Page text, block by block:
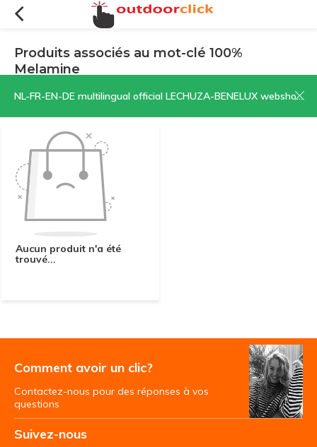
NL-FR-EN-DE multilingual official LECHUZA-BENELUX webshop | CLICK HERE NOW!
Produits associés au mot-clé 100%
Melamine
Filtres Trier par:
Aucun produit n'a été
trouvé...
Comment avoir un clic?
Contactez-nous pour des réponses à vos
questions
Suivez-nous